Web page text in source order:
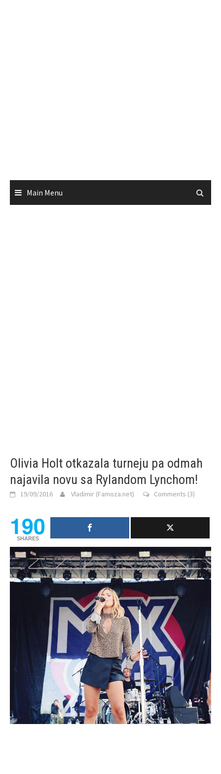
Olivia Holt otkazala turneju pa odmah
najavila novu sa Rylandom Lynchom!
19/09/2016 Vladimir (Famoza.net) Comments (3)
190